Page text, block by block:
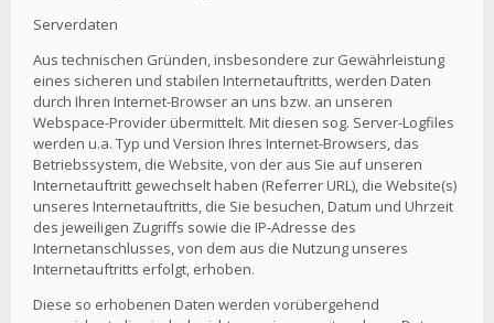
Serverdaten
Aus technischen Gründen, insbesondere zur Gewährleistung
eines sicheren und stabilen Internetauftritts, werden Daten
durch Ihren Internet-Browser an uns bzw. an unseren
Webspace-Provider übermittelt. Mit diesen sog. Server-Logfiles
werden u.a. Typ und Version Ihres Internet-Browsers, das
Betriebssystem, die Website, von der aus Sie auf unseren
Internetauftritt gewechselt haben (Referrer URL), die Website(s)
unseres Internetauftritts, die Sie besuchen, Datum und Uhrzeit
des jeweiligen Zugriffs sowie die IP-Adresse des
Internetanschlusses, von dem aus die Nutzung unseres
Internetauftritts erfolgt, erhoben.
Diese so erhobenen Daten werden vorübergehend